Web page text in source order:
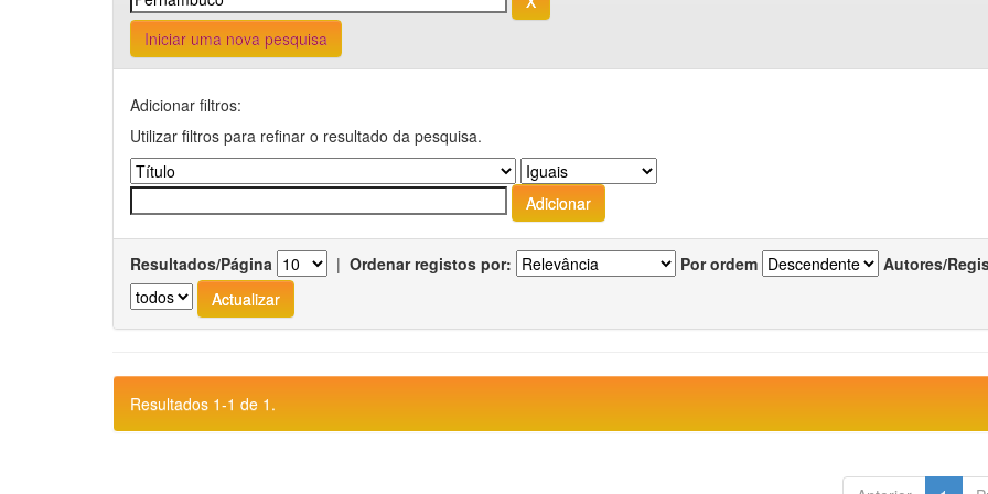
Iniciar uma nova pesquisa
Adicionar filtros:
Utilizar filtros para refinar o resultado da pesquisa.
Resultados/Página | Ordenar registos por: Por ordem Autores/
Resultados 1-1 de 1.